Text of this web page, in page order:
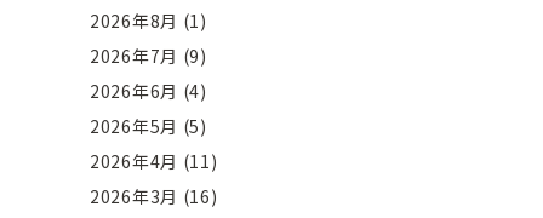
2026年8月 (1)
2026年7月 (9)
2026年6月 (4)
2026年5月 (5)
2026年4月 (11)
2026年3月 (16)